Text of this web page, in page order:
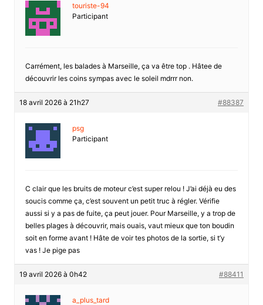
touriste-94
Participant
Carrément, les balades à Marseille, ça va être top . Hâtee de
découvrir les coins sympas avec le soleil mdrrr non.
18 avril 2026 à 21h27 #88387
psg
Participant
C clair que les bruits de moteur c’est super relou ! J’ai déjà eu des
soucis comme ça, c’est souvent un petit truc à régler. Vérifie
aussi si y a pas de fuite, ça peut jouer. Pour Marseille, y a trop de
belles plages à découvrir, mais ouais, vaut mieux que ton boudin
soit en forme avant ! Hâte de voir tes photos de la sortie, si t’y
vas ! Je pige pas
19 avril 2026 à 0h42 #88411
a_plus_tard